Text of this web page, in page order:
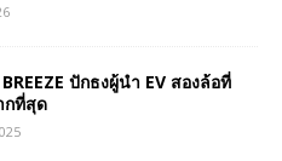
ปักธงผู้นำ EV สองล้อที่
กที่สุด